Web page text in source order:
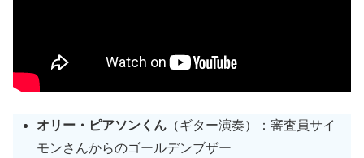
オリー・ピアソンくん （ギター演奏）：審査員サイ
モンさんからのゴールデンブザー